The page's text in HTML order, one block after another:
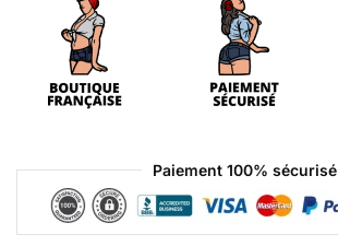
Paiement 100% sécurisé